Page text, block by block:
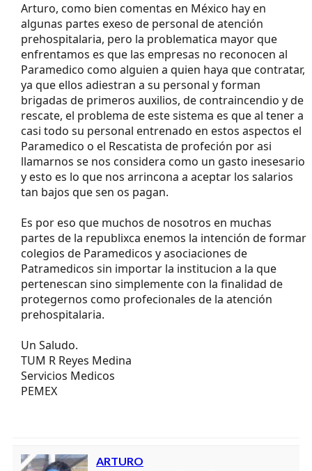
Arturo, como bien comentas en México hay en
algunas partes exeso de personal de atención
prehospitalaria, pero la problematica mayor que
enfrentamos es que las empresas no reconocen al
Paramedico como alguien a quien haya que contratar,
ya que ellos adiestran a su personal y forman
brigadas de primeros auxilios, de contraincendio y de
rescate, el problema de este sistema es que al tener a
casi todo su personal entrenado en estos aspectos el
Paramedico o el Rescatista de profeción por asi
llamarnos se nos considera como un gasto inesesario
y esto es lo que nos arrincona a aceptar los salarios
tan bajos que sen os pagan.
Es por eso que muchos de nosotros en muchas
partes de la republixca enemos la intención de formar
colegios de Paramedicos y asociaciones de
Patramedicos sin importar la institucion a la que
pertenescan sino simplemente con la finalidad de
protegernos como profecionales de la atención
prehospitalaria.
Un Saludo.
TUM R Reyes Medina
Servicios Medicos
PEMEX
ARTURO